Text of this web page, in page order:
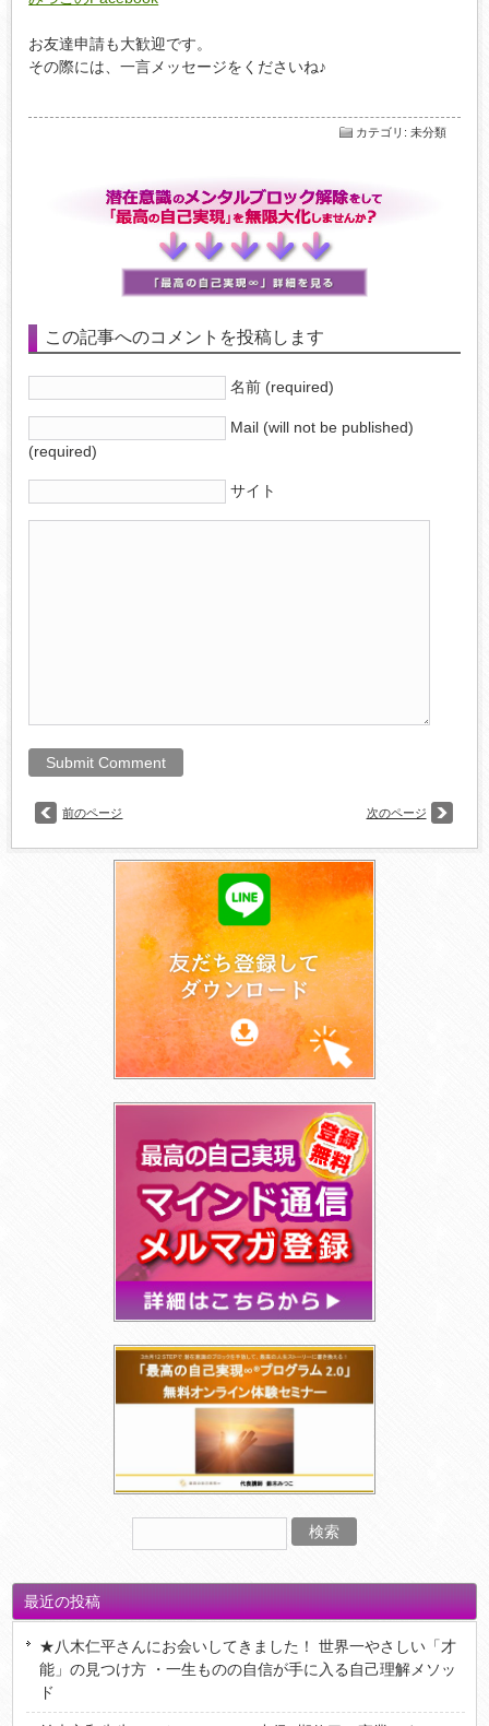
お友達申請も大歓迎です。
その際には、一言メッセージをくださいね♪
カテゴリ : 未分類
この記事へのコメントを投稿します
名前 (required)
Mail (will not be published)
(required)
サイト
前のページ 次のページ
最近の投稿
★八木仁平さんにお会いしてきました！ 世界一やさしい「才
能」の見つけ方 ・一生ものの自信が手に入る自己理解メソッ
ド